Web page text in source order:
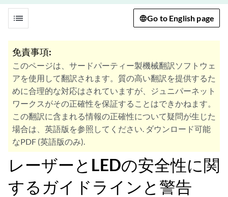
list Go to English page
免責事項:
このページは、サードパーティー製機械翻訳ソフトウェ
アを使用して翻訳されます。質の高い翻訳を提供するた
めに合理的な対応はされていますが、ジュニパーネット
ワークスがその正確性を保証することはできかねます。
この翻訳に含まれる情報の正確性について疑問が生じた
場合は、英語版を参照してください. ダウンロード可能
なPDF (英語版のみ).
レーザーとLEDの安全性に関
するガイドラインと警告